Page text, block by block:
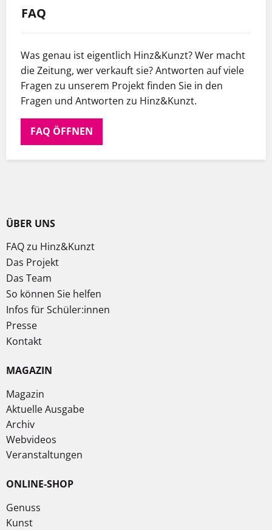
FAQ
Was genau ist eigentlich Hinz&Kunzt? Wer macht
die Zeitung, wer verkauft sie? Antworten auf viele
Fragen zu unserem Projekt finden Sie in den
Fragen und Antworten zu Hinz&Kunzt.
FAQ ÖFFNEN
ÜBER UNS
FAQ zu Hinz&Kunzt
Das Projekt
Das Team
So können Sie helfen
Infos für Schüler:innen
Presse
Kontakt
MAGAZIN
Magazin
Aktuelle Ausgabe
Archiv
Webvideos
Veranstaltungen
ONLINE-SHOP
Genuss
Kunst